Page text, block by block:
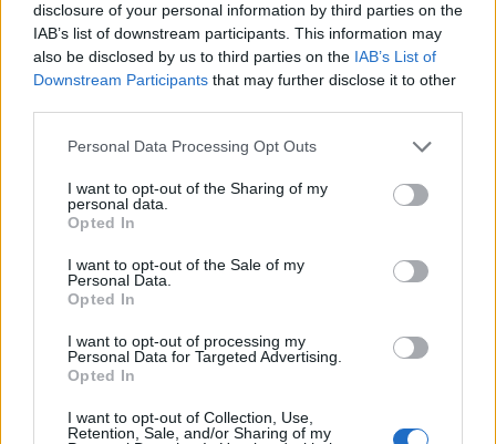
disclosure of your personal information by third parties on the
IAB’s list of downstream participants. This information may
also be disclosed by us to third parties on the IAB’s List of
Downstream Participants that may further disclose it to other
Please note that this website/app uses one or more Google
not limited to your visit or usage behaviour. You may click to
grant or deny consent to Google and its third-party tags to
use your data for below specified purposes in below Google
consent section.
Personal Data Processing Opt Outs
I want to opt-out of the Sharing of my
personal data.
Opted In
I want to opt-out of the Sale of my
Personal Data.
Opted In
I want to opt-out of processing my
Personal Data for Targeted Advertising.
Opted In
I want to opt-out of Collection, Use,
Retention, Sale, and/or Sharing of my
Andrea Mura conquista Palau: grande
partecipazione per il suo racconto
Calangianus, allarme sul centro accoglienza
minori, Albieri: “Episodi gravissimi”
50mila nel resort
Meteo Olbia 7 agosto, sole e caldo tornano
protagonisti
Test tunnel Olbia: rampe chiuse ancora fino a